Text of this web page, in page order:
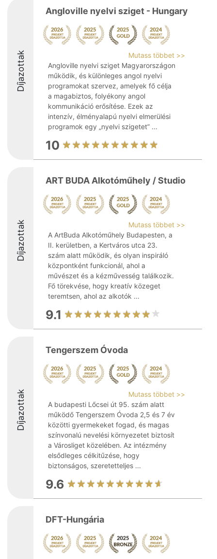
Díjazottak
Angloville nyelvi sziget - Hungary
Mutass többet >>
Angloville nyelvi sziget Magyarországon
működik, és különleges angol nyelvi
programokat szervez, amelyek fő célja
a magabiztos, folyékony angol
kommunikáció erősítése. Ezek az
intenzív, élményalapú nyelvi elmerülési
programok egy „nyelvi szigetet” ...
10
Díjazottak
ART BUDA Alkotóműhely / Studio
Mutass többet >>
A ArtBuda Alkotóműhely Budapesten, a
II. kerületben, a Kertváros utca 23.
szám alatt működik, és olyan inspiráló
központként funkcionál, ahol a
művészet és a kézművesség találkozik.
Fő törekvése, hogy kreatív közeget
teremtsen, ahol az alkotók ...
9.1
Díjazottak
Tengerszem Óvoda
Mutass többet >>
A budapesti Lőcsei út 95. szám alatt
működő Tengerszem Óvoda 2,5 és 7 év
közötti gyermekeket fogad, és magas
színvonalú nevelési környezetet biztosít
a Városliget közelében. Az intézmény
elsődleges célkitűzése, hogy
biztonságos, szeretetteljes ...
9.6
DFT-Hungária